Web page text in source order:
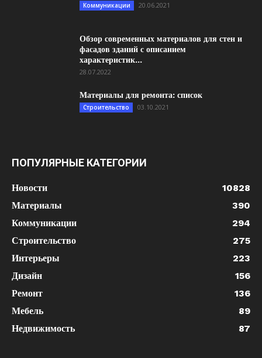
Коммуникации 20.06.2021
Обзор современных материалов для стен и
фасадов зданий с описанием
характеристик...
28.07.2022
Материалы для ремонта: список
Строительство 03.10.2021
ПОПУЛЯРНЫЕ КАТЕГОРИИ
Новости
10828
Материалы
390
Коммуникации
294
Строительство
275
Интерьеры
223
Дизайн
156
Ремонт
136
Мебель
89
Недвижимость
87